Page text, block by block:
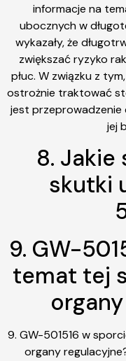
informacje na
ubocznych w
wykazały, że
zwiększać ryzyko
płuc. W związku z
ostrożnie traktować
jest przeprowadzenie
jej
8. Jakie
skutki
9. GW-
temat tej
9. GW-501516 w
organy